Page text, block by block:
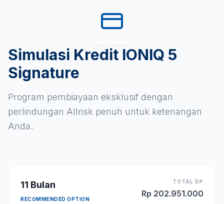
Simulasi Kredit IONIQ 5
Signature
Program pembiayaan eksklusif dengan
perlindungan Allrisk penuh untuk ketenangan
Anda.
11 Bulan
RECOMMENDED OPTION
TOTAL DP
Rp 202.951.000